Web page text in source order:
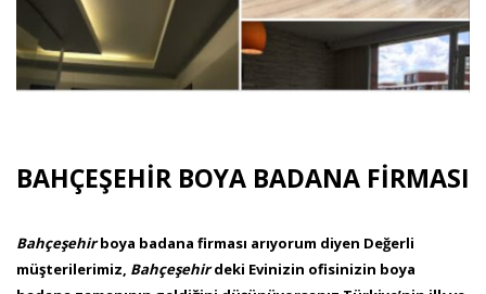
BAHÇEŞEHİR BOYA BADANA FİRMASI
Bahçeşehirboya badana firması arıyorum diyen Değerli
müşterilerimiz, Bahçeşehirdeki Evinizin ofisinizin boya